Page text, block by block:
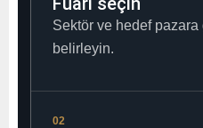
Sektör ve hedef pazara
belirleyin.
02